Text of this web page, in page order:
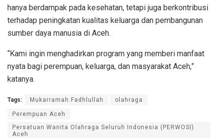
hanya berdampak pada kesehatan, tetapi juga berkontribusi
terhadap peningkatan kualitas keluarga dan pembangunan
sumber daya manusia di Aceh.
“Kami ingin menghadirkan program yang memberi manfaat
nyata bagi perempuan, keluarga, dan masyarakat Aceh,”
katanya.
Tags: Mukarramah Fadhlullah olahraga
Perempuan Aceh
Persatuan Wanita Olahraga Seluruh Indonesia (PERWOSI)
Aceh